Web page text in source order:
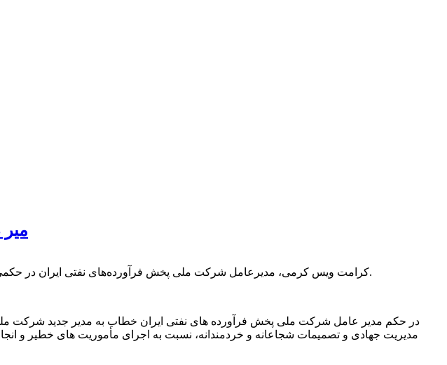
کرامت ویس کرمی، مدیرعامل شرکت ملی پخش فرآورده‌های نفتی ایران در حکمی “میر داود سیدی” را به عنوان هفتمین مدیر شرکت ملی پخش فرآورده های نفتی منطقه اردبیل منصوب کرد.
در حکم مدیر عامل شرکت ملی پخش فرآورده های نفتی ایران خطاب به مدیر جدید شرکت ملی
مدیریت جهادی و تصمیمات شجاعانه و خردمندانه، نسبت به اجرای مأموریت های خطیر و